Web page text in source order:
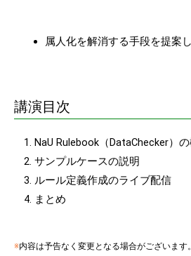
属人化を解消する手段を提案
講演目次
NaU Rulebook（DataChecker）
サンプルケースの説明
ルール定義作成のライブ配信
まとめ
※内容は予告なく変更となる場合がございます